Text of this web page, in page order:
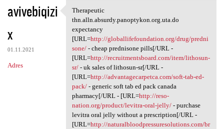
avivebiqizi
x
01.11.2021
Adres
Therapeutic thn.alln.absurdy
Therapeutic
thn.alln.absurdy.panoptykon.org.uta.do
expectancy
[URL=http://globallifefoundation.org/drug/predni
sone/- cheap prednisone pills[/URL -
[URL=http://recruitmentsboard.com/item/lithosun-
sr/- uk sales of lithosun-sr[/URL -
[URL=http://advantagecarpetca.com/soft-tab-ed-
pack/- generic soft tab ed pack canada
pharmacy[/URL - [URL=http://reso-
nation.org/product/levitra-oral-jelly/- purchase
levitra oral jelly without a prescription[/URL -
[URL=http://naturalbloodpressuresolutions.com/br